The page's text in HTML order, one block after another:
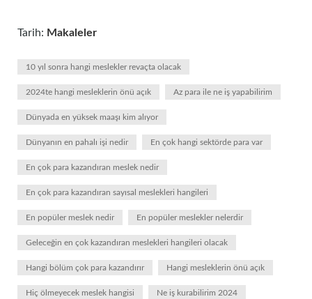
Tarih: Makaleler
10 yıl sonra hangi meslekler revaçta olacak
2024te hangi mesleklerin önü açık Az para ile ne iş yapabilirim
Dünyada en yüksek maaşı kim alıyor
Dünyanın en pahalı işi nedir En çok hangi sektörde para var
En çok para kazandıran meslek nedir
En çok para kazandıran sayısal meslekleri hangileri
En popüler meslek nedir En popüler meslekler nelerdir
Geleceğin en çok kazandıran meslekleri hangileri olacak
Hangi bölüm çok para kazandırır Hangi mesleklerin önü açık
Hiç ölmeyecek meslek hangisi Ne iş kurabilirim 2024